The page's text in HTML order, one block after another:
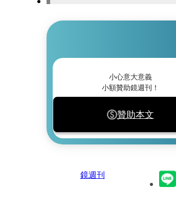
小心意大意義
小額贊助鏡週刊！
贊助本文
鏡週刊